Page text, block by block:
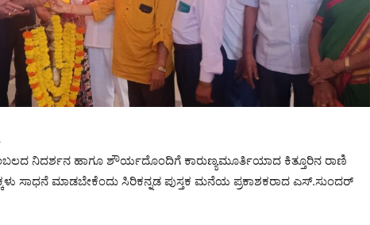
ಹಂಬಲದ ನಿದರ್ಶನ ಹಾಗೂ ಶೌರ್ಯದೊಂದಿಗೆ ಕಾರುಣ್ಯಮೂರ್ತಿಯಾದ ಕಿತ್ತೂರಿನ ರಾಣಿ
ಸಾಧನೆ ಮಾಡಬೇಕೆಂದು ಸಿರಿಕನ್ನಡ ಪುಸ್ತಕ ಮನೆಯ ಪ್ರಕಾಶಕರಾದ ಎಸ್.ಸುಂದರ್